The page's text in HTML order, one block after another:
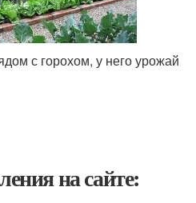
с горохом, у него урожай
на сайте: